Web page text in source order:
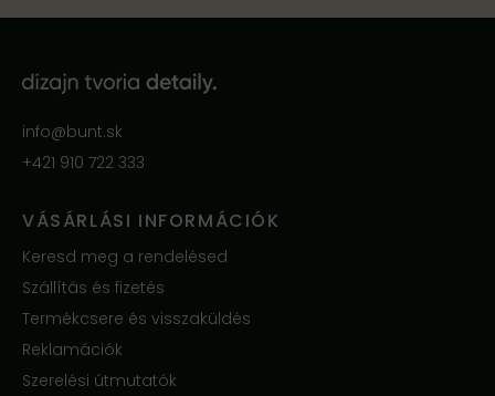
info@bunt.sk
+421 910 722 333
VÁSÁRLÁSI INFORMÁCIÓK
Keresd meg a rendelésed
Szállítás és fizetés
Termékcsere és visszaküldés
Reklamációk
Szerelési útmutatók